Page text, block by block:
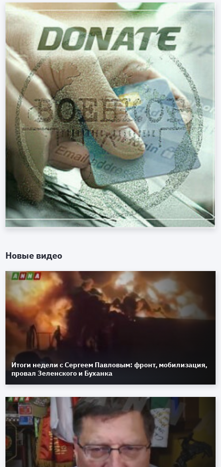
Новые видео
Итоги недели с Сергеем Павловым: фронт, мобилизация,
провал Зеленского и Буханка